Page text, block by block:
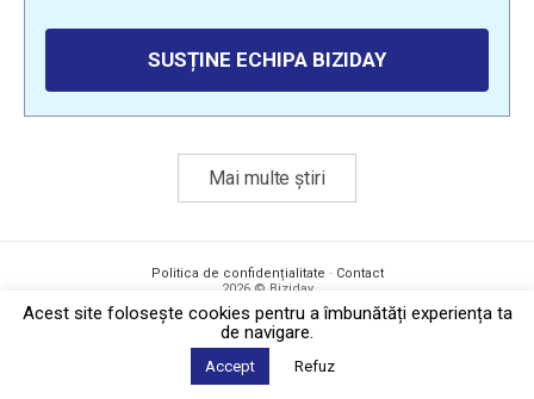
SUSȚINE ECHIPA BIZIDAY
Mai multe știri
Politica de confidențialitate · Contact
2026 © Biziday
Acest site foloseşte cookies pentru a îmbunătăți experiența ta
de navigare.
Accept Refuz